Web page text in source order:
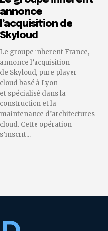
annonce
l’acquisition de
Skyloud
Le groupe inherent France,
annonce l’acquisition
de Skyloud, pure player
cloud basé à Lyon
et spécialisé dans la
construction et la
maintenance d’architectures
cloud. Cette opération
s’inscrit...